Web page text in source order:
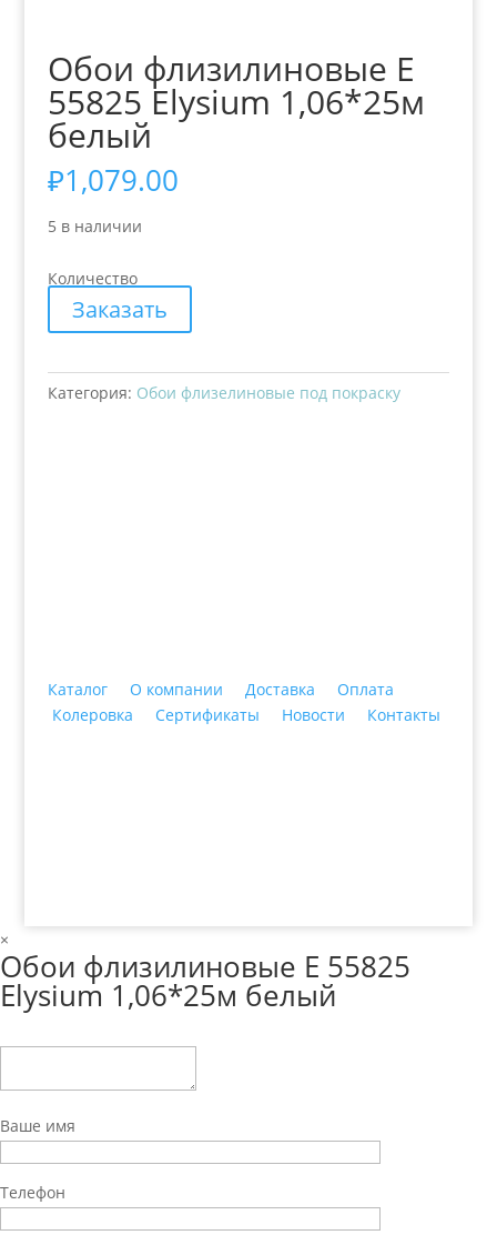
Обои флизилиновые Е
55825 Elysium 1,06*25м
белый
₽1,079.00
5 в наличии
Количество
Заказать
Категория: Обои флизелиновые под покраску
Каталог О компании Доставка
Оплата
Колеровка
Сертификаты Новости Контакты
×
Обои флизилиновые Е 55825
Elysium 1,06*25м белый
Ваше имя
Телефон